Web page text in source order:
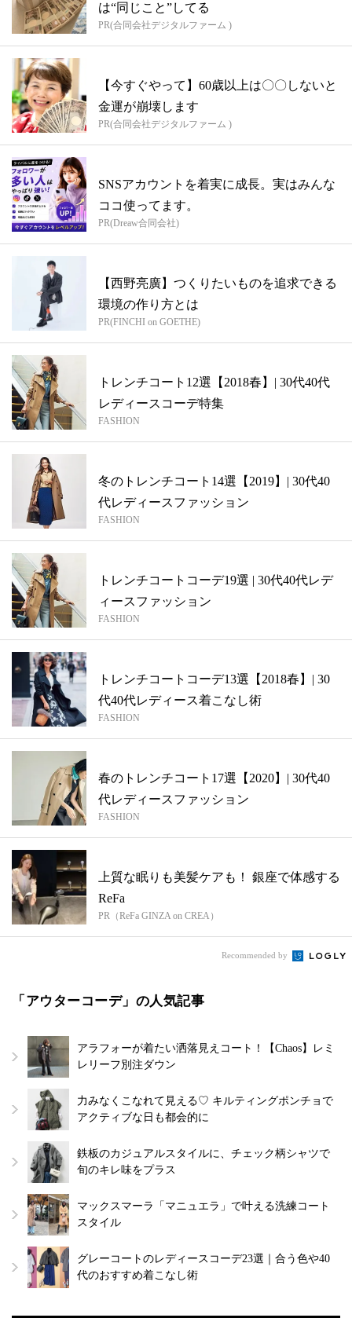
は“同じこと”してる
PR(合同会社デジタルファーム )
【今すぐやって】60歳以上は〇〇しないと
金運が崩壊します
PR(合同会社デジタルファーム )
SNSアカウントを着実に成長。実はみんな
ココ使ってます。
PR(Dreaw合同会社)
【西野亮廣】つくりたいものを追求できる
環境の作り方とは
PR(FINCHI on GOETHE)
トレンチコート12選【2018春】| 30代40代
レディースコーデ特集
FASHION
冬のトレンチコート14選【2019】| 30代40
代レディースファッション
FASHION
トレンチコートコーデ19選 | 30代40代レデ
ィースファッション
FASHION
トレンチコートコーデ13選【2018春】| 30
代40代レディース着こなし術
FASHION
春のトレンチコート17選【2020】| 30代40
代レディースファッション
FASHION
上質な眠りも美髪ケアも！ 銀座で体感する
ReFa
PR（ReFa GINZA on CREA）
Recommended by
「アウターコーデ」の人気記事
アラフォーが着たい洒落見えコート！【Chaos】レミ
レリーフ別注ダウン
力みなくこなれて見える♡ キルティングポンチョで
アクティブな日も都会的に
鉄板のカジュアルスタイルに、チェック柄シャツで
旬のキレ味をプラス
マックスマーラ「マニュエラ」で叶える洗練コート
スタイル
グレーコートのレディースコーデ23選｜合う色や40
代のおすすめ着こなし術